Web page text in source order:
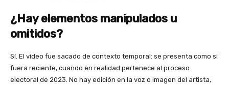
¿Hay elementos manipulados u
omitidos?
Sí. El video fue sacado de contexto temporal: se presenta como si
fuera reciente, cuando en realidad pertenece al proceso
electoral de 2023. No hay edición en la voz o imagen del artista,